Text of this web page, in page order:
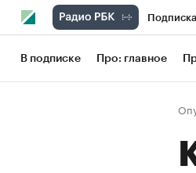
Школа
Рынок
В подписке Про: главное